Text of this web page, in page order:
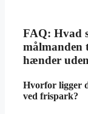
FAQ: Hvad
målmanden
hænder
Hvorfor ligger
ved frispark?